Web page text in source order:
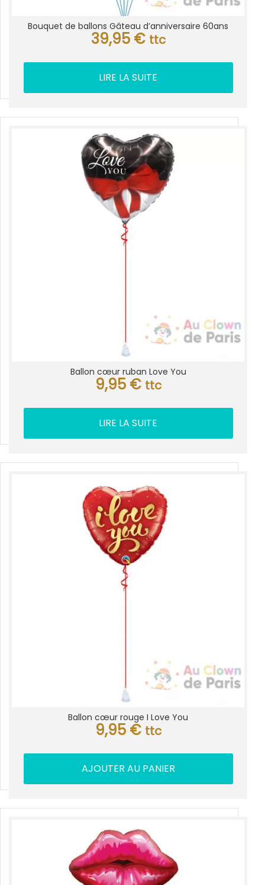
Bouquet de ballons Gâteau d’anniversaire 60ans
39,95 € ttc
LIRE LA SUITE
Ballon cœur ruban Love You
9,95 € ttc
LIRE LA SUITE
Ballon cœur rouge I Love You
9,95 € ttc
AJOUTER AU PANIER